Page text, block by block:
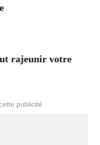
rajeunir votre